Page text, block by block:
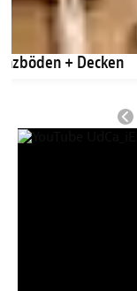
+ Decken